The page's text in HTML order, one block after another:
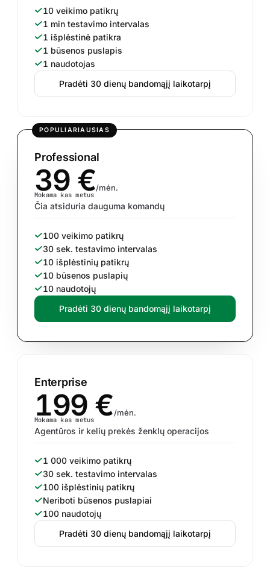
10 veikimo patikrų
1 min testavimo intervalas
1 išplėstinė patikra
1 būsenos puslapis
1 naudotojas
Pradėti 30 dienų bandomąjį laikotarpį
POPULIARIAUSIAS
Professional
39 €/mėn.
Mokama kas metus
Čia atsiduria dauguma komandų
100 veikimo patikrų
30 sek. testavimo intervalas
10 išplėstinių patikrų
10 būsenos puslapių
10 naudotojų
Pradėti 30 dienų bandomąjį laikotarpį
Enterprise
199 €/mėn.
Mokama kas metus
Agentūros ir kelių prekės ženklų operacijos
1 000 veikimo patikrų
30 sek. testavimo intervalas
100 išplėstinių patikrų
Neriboti būsenos puslapiai
100 naudotojų
Pradėti 30 dienų bandomąjį laikotarpį